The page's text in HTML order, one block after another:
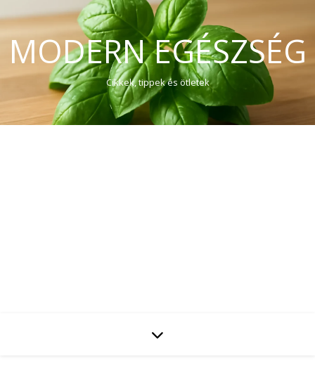
MODERN EGÉSZSÉG
Cikkek, tippek és ötletek